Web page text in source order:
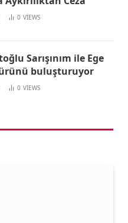
0 VIEWS
Sarışınım ile Ege
buluşturuyor
0 VIEWS